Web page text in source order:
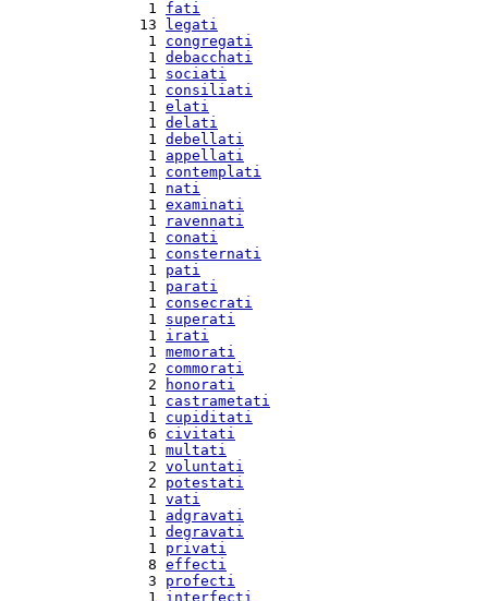
  1
fati
13
legati
  1
congregati
  1
debacchati
  1
sociati
  1
consiliati
  1
elati
  1
delati
  1
debellati
  1
appellati
  1
contemplati
  1
nati
  1
examinati
  1
ravennati
  1
conati
  1
consternati
  1
pati
  1
parati
  1
consecrati
  1
superati
  1
irati
  1
memorati
  2
commorati
  2
honorati
  1
castrametati
  1
cupiditati
  6
civitati
  1
multati
  2
voluntati
  2
potestati
  1
vati
  1
adgravati
  1
degravati
  1
privati
  8
effecti
  3
profecti
  1
interfecti